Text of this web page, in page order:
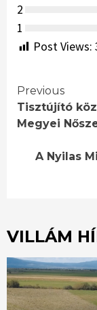
2
1
Post Views:
Previous
Tisztújító
Megyei
A Nyilas
VILLÁM